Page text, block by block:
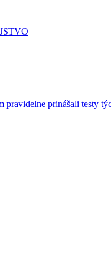
prinášali testy